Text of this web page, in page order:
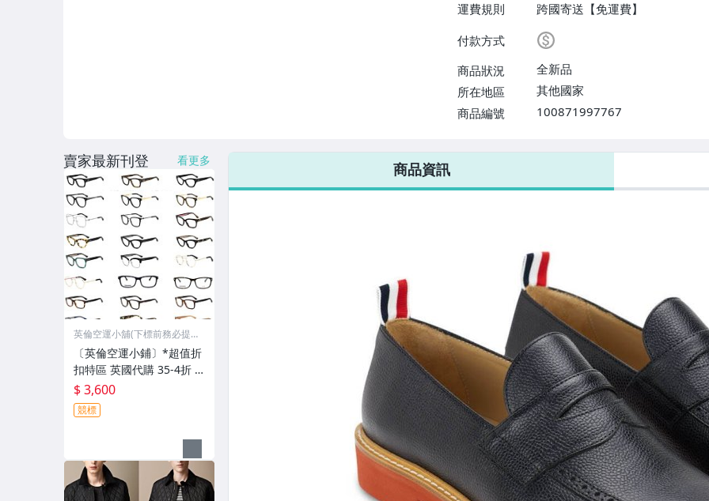
運費規則
跨國寄送【免運費】
付款方式
商品狀況
全新品
所在地區
其他國家
商品編號
100871997767
商品資訊
賣家最新刊登 看更多
英倫空運小舖(下標前務必提
〔英倫空運小鋪〕*超值折
扣特區 英國代購 35-4折 D
squared2 鏡框 鏡架 中性
款 數款
$ 3,600
競標